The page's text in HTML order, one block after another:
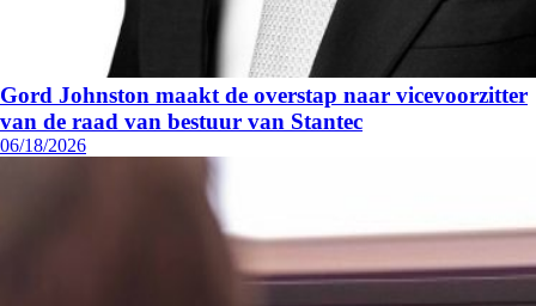
Gord Johnston maakt de overstap naar vicevoorzitter
van de raad van bestuur van Stantec
06/18/2026